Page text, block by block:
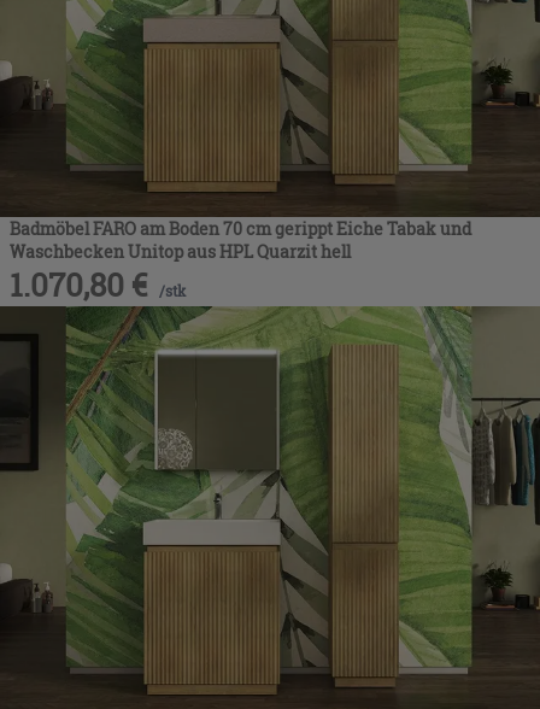
Badmöbel FARO am Boden 70 cm gerippt Eiche Tabak und
Waschbecken Unitop aus HPL Quarzit hell
1.070,80 € /stk